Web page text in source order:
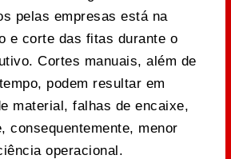
pelas empresas está na
e corte das fitas durante o
Cortes manuais, além de
podem resultar em
material, falhas de encaixe,
consequentemente, menor
operacional.